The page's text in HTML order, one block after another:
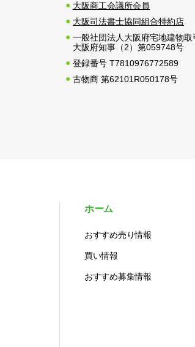
大阪商工会議所会員
大阪司法書士協同組合特約店
一般社団法人大阪府宅地建物取
大阪府知事（2）第059748号
登録番号 T7810976772589
古物商 第62101R050178号
ホーム
おすすめ売り情報
買い情報
おすすめ募集情報